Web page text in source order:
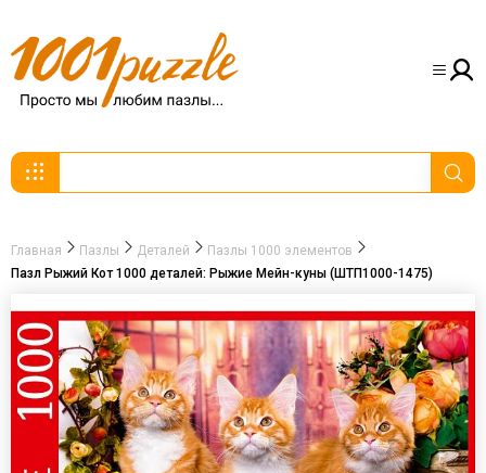
Главная Пазлы Деталей
Пазлы 1000 элементов
Пазл Рыжий Кот 1000 деталей: Рыжие Мейн-куны (ШТП1000-1475)